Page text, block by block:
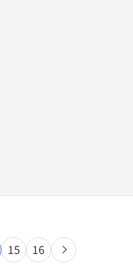
15 16